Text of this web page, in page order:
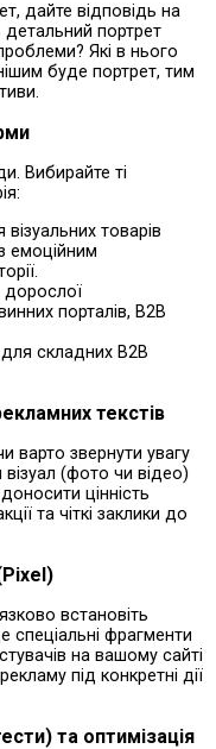
дайте відповідь на
детальний портрет
Які в нього
буде портрет, тим
Вибирайте ті
товарів
емоційним
дорослої
порталів, В2В
складних В2В
текстів
варто звернути увагу
(фото чи відео)
цінність
та чіткі заклики до
встановіть
спеціальні фрагменти
на вашому сайті
під конкретні дії
та оптимізація